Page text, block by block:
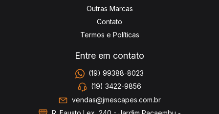
Outras Marcas
Contato
Termos e Políticas
Entre em contato
(19) 99388-8023
(19) 3422-9856
vendas@jmescapes.com.br